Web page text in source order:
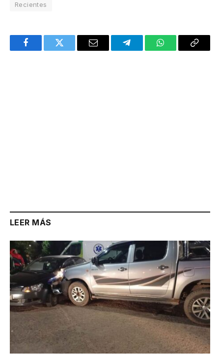
Recientes
FacebookTwitter Email TelegramWhatsAppCopy
LEER MÁS